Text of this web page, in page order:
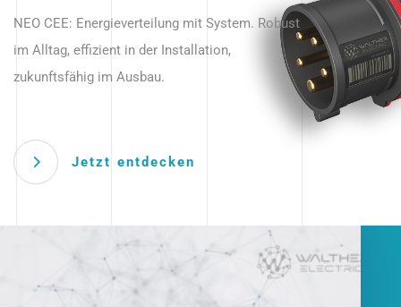
beginnt hier.
NEO CEE: Energieverteilung mit System. Robust
im Alltag, effizient in der Installation,
zukunftsfähig im Ausbau.
Jetzt entdecken
Anwendungen – robust, IP-geschützt und
zukunftsfähig.